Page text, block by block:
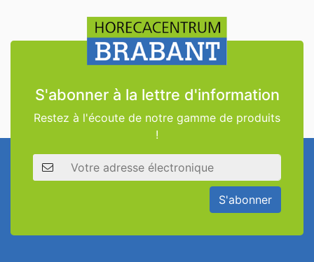
S'abonner à la lettre d'information
Restez à l'écoute de notre gamme de produits
!
Adresse électronique
S'abonner